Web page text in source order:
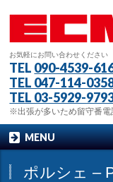
お気軽にお問い合わせください
TEL 090-4539-
TEL 047-114-
TEL 03-5929-
※出張が多いため留守番電
MENU
ポルシェ –